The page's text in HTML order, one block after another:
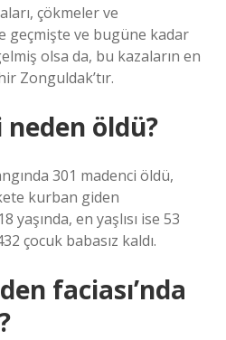
çökmeler ve
geçmişte ve bugüne kadar
olsa da, bu kazaların en
Zonguldak’tır.
öldü?
301 madenci öldü,
kurban giden
yaşında, en yaşlısı ise 53
çocuk babasız kaldı.
faciası’nda